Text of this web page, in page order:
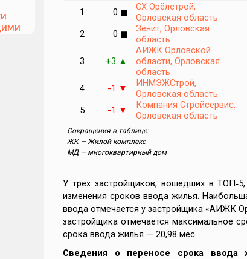
1
0 ◼
СХ Орёлстрой,
Орловская область
2
0 ◼
Зенит, Орловская
область
3 +3 ▲
АИЖК Орловской
области, Орловская
область
4 -1 ▼
ИНМЭЖСтрой,
Орловская область
5
-1 ▼
Компания Стройсервис,
Орловская область
Сокращения в таблице:
ЖК — Жилой комплекс
МД — многоквартирный дом
У трех застройщиков, вошедших в
изменения сроков ввода жилья.
ввода отмечается у застройщика «АИЖК
застройщика отмечается максимальное
срока ввода жилья — 20,98 мес.
Сведения о переносе срока ввода